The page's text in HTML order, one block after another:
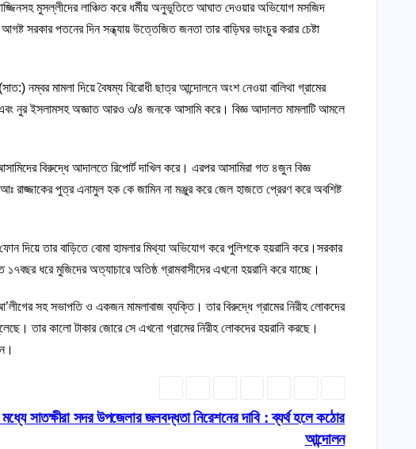
মুসল্লীদের লাঞ্চিত করে ধর্মীয় অনুভূতিতে আঘাত দেওয়ার অভিযোগ মসজিদ
সরকার পতনের দিন সন্ধ্যায় উত্তেজিত জনতা তার বাড়িঘর ভাংচুর করার চেষ্টা
নম্বর মামলা দিয়ে বৈষম্য বিরোধী ছাত্র আন্দোলনে অংশ নেওয়া বালিথা গ্রামের
ইসলামসহ অজ্ঞাত আরও ৩/৪ জনকে আসামি করে। বিজ্ঞ আদালত মামলাটি আমলে
বিরুদ্ধে আদালতে রিপোর্ট দাখিল করে। এরপর আসামিরা গত ৪জুন বিজ্ঞ
রাজ্জাকের পুত্র এনামুল হক কে জামিন না মঞ্জুর করে জেল হাজতে প্রেরণ করে অবশিষ্ট
দিয়ে তার বাড়িতে বোমা হামলার মিথ্যা অভিযোগ করে পুলিশকে হয়রানি করে।সরকার
ধরে মুজিদের অত্যাচারে অতিষ্ঠ গ্রামবাসীদের এখনো হয়রানি করে যাচ্ছে।
সহ সভাপতি ও একজন মামলাবাজ ব্যক্তি। তার বিরুদ্ধে গ্রামের নিরীহ লোকদের
তার কালো টাকার জোরে সে এখনো গ্রামের নিরীহ লোকদের হয়রানি করছে।
সাতক্ষীরা সদর উপজেলার জলবদ্ধতা নিরেশনের দাবি : ব্যর্থ হলে কঠোর
আন্দোলন